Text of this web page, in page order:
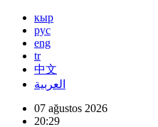
кыр
рус
eng
tr
中文
العربية
07 ağustos 2026
20:29